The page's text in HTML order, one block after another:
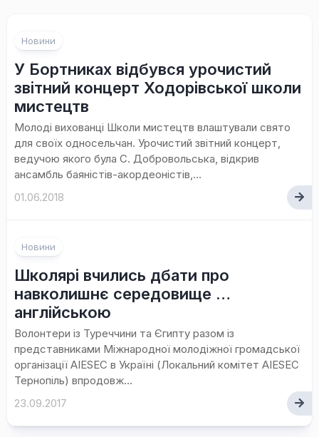
Новини
У Бортниках відбувся урочистий
звітний концерт Ходорівської школи
мистецтв
Молоді вихованці Школи мистецтв влаштували свято
для своїх односельчан. Урочистий звітний концерт,
ведучою якого була С. Добровольська, відкрив
ансамбль баяністів-акордеоністів,...
01.06.2018
Новини
Школярі вчились дбати про
навколишнє середовище …
англійською
Волонтери із Туреччини та Єгипту разом із
представниками Міжнародної молодіжної громадської
організації AIESEC в Україні (Локальний комітет AIESEC
Тернопіль) впродовж...
23.09.2017